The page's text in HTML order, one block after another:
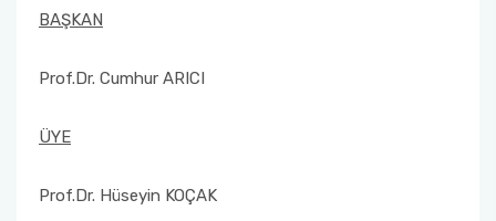
BAŞKAN
Prof.Dr. Cumhur ARICI
ÜYE
Prof.Dr. Hüseyin KOÇAK